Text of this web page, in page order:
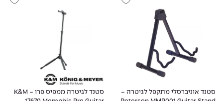
סטנד אוניברסלי מתקפל לגיטרה -
סטנד לגיטרה ממפיס פרו - K&M